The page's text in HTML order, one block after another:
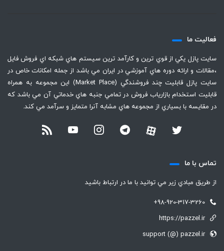
فعاليت ما
سايت پازل يكي از قوي ترين و كارآمد ترين سيستم هاي شبكه اي فروش فايل
،‌مقالات و ارائه دوره هاي آموزشي در ايران مي باشد از جمله امكانات خاص در
سايت پازل قابليت چند فروشندگي (Market Place) اين مجموعه به همراه
قابليت استخدام بازارياب فروش در تمامي جنبه هاي خدماتي آن مي باشد كه
در مقايسه با بسياري از مجموعه هاي مشابه آنرا متمايز و سرآمد مي كند.
تماس با ما
از طريق مبادي زير مي توانيد با ما در ارتباط باشيد
+98-920-317-3260
https://pazzel.ir
support (@) pazzel.ir